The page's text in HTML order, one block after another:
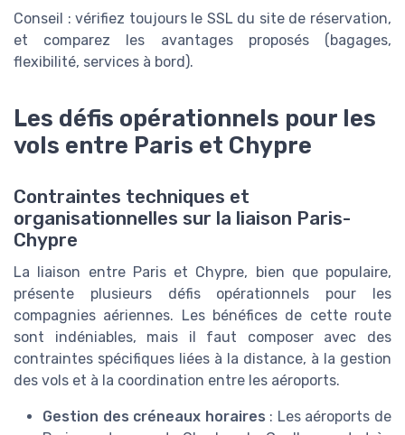
Conseil : vérifiez toujours le SSL du site de réservation,
et comparez les avantagesproposés (bagages,
flexibilité, services à bord).
Les défis opérationnels pour les
vols entre Paris et Chypre
Contraintes techniques et
organisationnelles sur la liaison Paris-
Chypre
La liaison entre Paris et Chypre, bien que populaire,
présente plusieurs défis opérationnels pour les
compagnies aériennes. Les bénéfices de cette route
sont indéniables, mais il faut composer avec des
contraintes spécifiques liées à la distance, à la gestion
des vols et à la coordination entre les aéroports.
Gestion des créneaux horaires : Les aéroports de